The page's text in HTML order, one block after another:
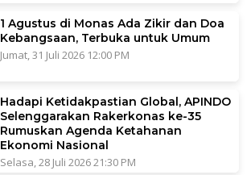
1 Agustus di Monas Ada Zikir dan Doa
Kebangsaan, Terbuka untuk Umum
Jumat, 31 Juli 2026 12:00 PM
Hadapi Ketidakpastian Global, APINDO
Selenggarakan Rakerkonas ke-35
Rumuskan Agenda Ketahanan
Ekonomi Nasional
Selasa, 28 Juli 2026 21:30 PM